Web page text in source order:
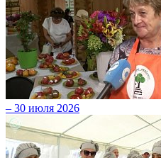
– 30 июля 2026